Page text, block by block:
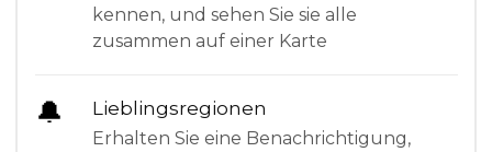
kennen, und sehen Sie sie alle
zusammen auf einer Karte
🔔 Lieblingsregionen
Erhalten Sie eine Benachrichtigung,